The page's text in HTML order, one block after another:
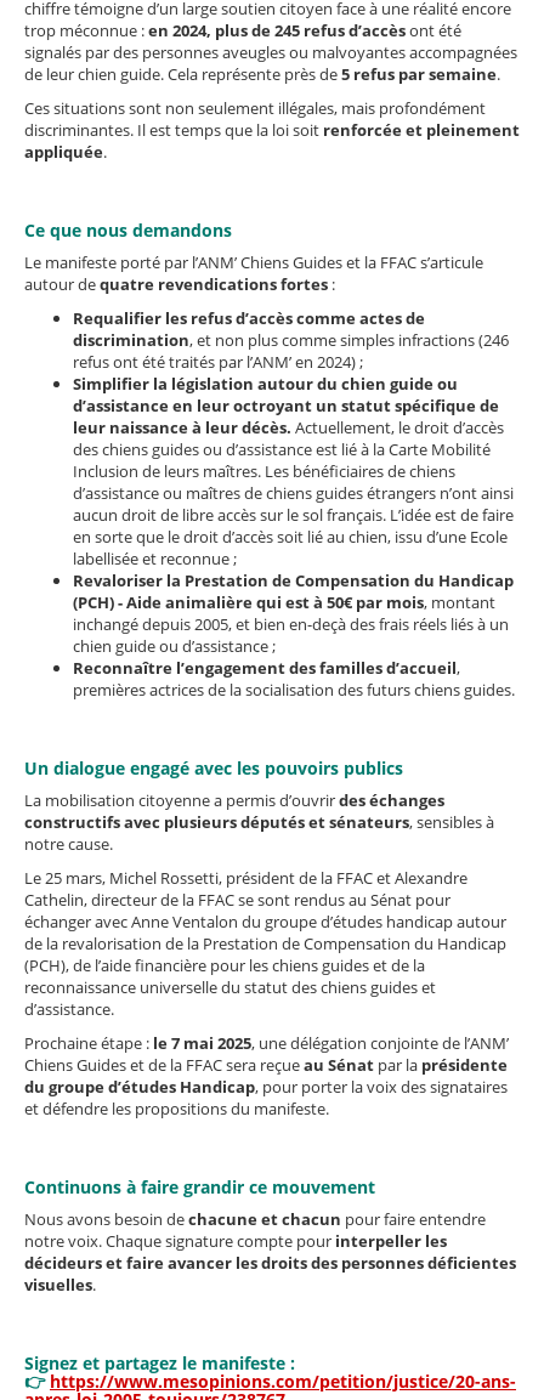
chiffre témoigne d’un large soutien citoyen face à une réalité encore
trop méconnue :en 2024, plus de 245 refus d’accèsont été
signalés par des personnes aveugles ou malvoyantes accompagnées
de leur chien guide. Cela représente près de5 refus par semaine.
Ces situations sont non seulement illégales, mais profondément
discriminantes. Il est temps que la loi soit renforcée et pleinement
appliquée.
Ce que nous demandons
Le manifeste porté par l’ANM’ Chiens Guides et la FFAC s’articule
autour dequatre revendications fortes :
Requalifier les refus d’accès comme actes de
discrimination, et non plus comme simples infractions (246
refus ont été traités par l’ANM’ en 2024) ;
Simplifier la législation autour du chien guide ou
d’assistance en leur octroyant un statut spécifique de
leur naissance à leur décès. Actuellement, le droit d’accès
des chiens guides ou d’assistance est lié à la Carte Mobilité
Inclusion de leurs maîtres. Les bénéficiaires de chiens
d’assistance ou maîtres de chiens guides étrangers n’ont ainsi
aucun droit de libre accès sur le sol français. L’idée est de faire
en sorte que le droit d’accès soit lié au chien, issu d’une Ecole
labellisée et reconnue ;
Revaloriser la Prestation de Compensation du Handicap
(PCH) - Aide animalière qui est à 50€ par mois, montant
inchangé depuis 2005, et bien en-deçà des frais réels liés à un
chien guide ou d’assistance ;
Reconnaître l’engagement des familles d’accueil,
premières actrices de la socialisation des futurs chiens guides.
Un dialogue engagé avec les pouvoirs publics
La mobilisation citoyenne a permis d’ouvrirdes échanges
constructifs avec plusieurs députés et sénateurs, sensibles à
notre cause.
Le 25 mars, Michel Rossetti, président de la FFAC et Alexandre
Cathelin, directeur de la FFAC se sont rendus au Sénat pour
échanger avec Anne Ventalon du groupe d’études handicap autour
de la revalorisation de la Prestation de Compensation du Handicap
(PCH), de l’aide financière pour les chiens guides et de la
reconnaissance universelle du statut des chiens guides et
d’assistance.
Prochaine étape : le 7 mai 2025, une délégation conjointe de l’ANM’
Chiens Guides et de la FFAC sera reçueau Sénat par la présidente
du groupe d’études Handicap, pour porter la voix des signataires
et défendre les propositions du manifeste.
Continuons à faire grandir ce mouvement
Nous avons besoin dechacune et chacun pour faire entendre
notre voix. Chaque signature compte pour interpeller les
décideurs et faire avancer les droits des personnes déficientes
visuelles.
Signez et partagez le manifeste :
👉https://www.mesopinions.com/petition/justice/20-ans-